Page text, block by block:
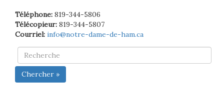
Téléphone: 819-344-5806
Télécopieur: 819-344-5807
Courriel: info@notre-dame-de-ham.ca
Chercher »